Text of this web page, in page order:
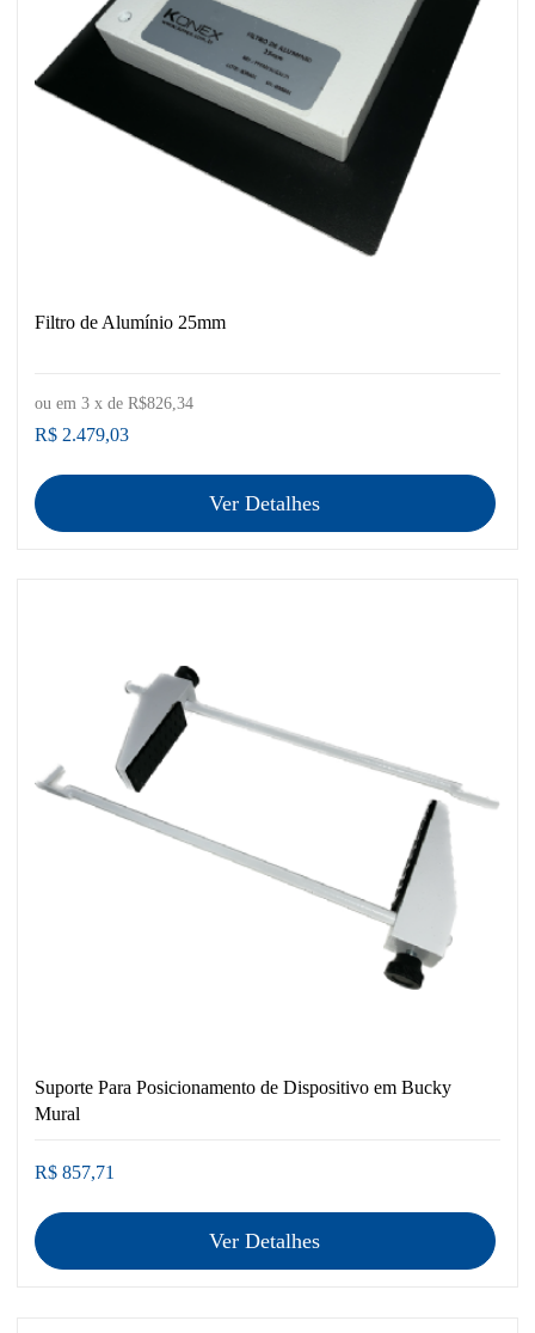
Filtro de Alumínio 25mm
R$ 2.479,03
ou em 3 x de R$826,34
Ver Detalhes
Suporte Para Posicionamento de Dispositivo em Bucky
Mural
R$ 857,71
Ver Detalhes